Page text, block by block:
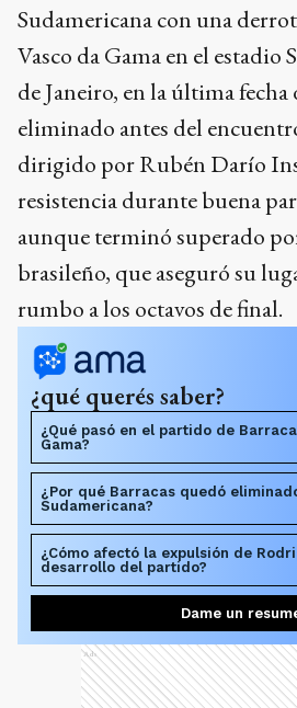
Sudamericana con una
Vasco da Gama en el estadio
de Janeiro, en la última
eliminado antes del
dirigido por Rubén Darío
resistencia durante buena
aunque terminó superado
brasileño, que aseguró su
rumbo a los octavos de final.
¿qué querés saber?
¿Qué pasó en el partido de
Gama?
¿Por qué Barracas quedó
Sudamericana?
¿Cómo afectó la expulsión de
desarrollo del partido?
Dame un
Ads